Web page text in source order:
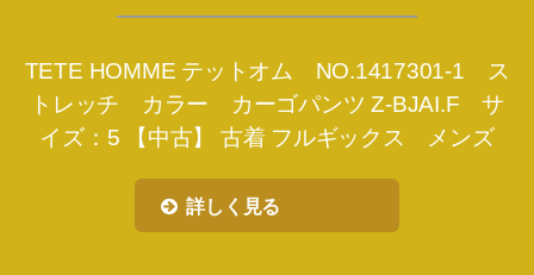
TETE HOMME テットオム NO.1417301-1 ス
トレッチ カラー カーゴパンツ Z-BJAI.F サ
イズ：5 【中古】 古着 フルギックス メンズ
詳しく見る